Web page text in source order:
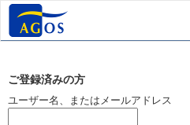
ご登録済みの方
ユーザー名、またはメールアドレス